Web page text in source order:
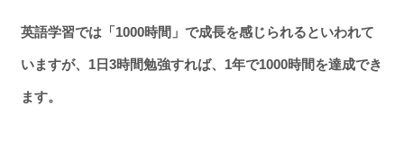
英語学習では「1000時間」で成長を感じられるといわれて
いますが、1日3時間勉強すれば、1年で1000時間を達成でき
ます。